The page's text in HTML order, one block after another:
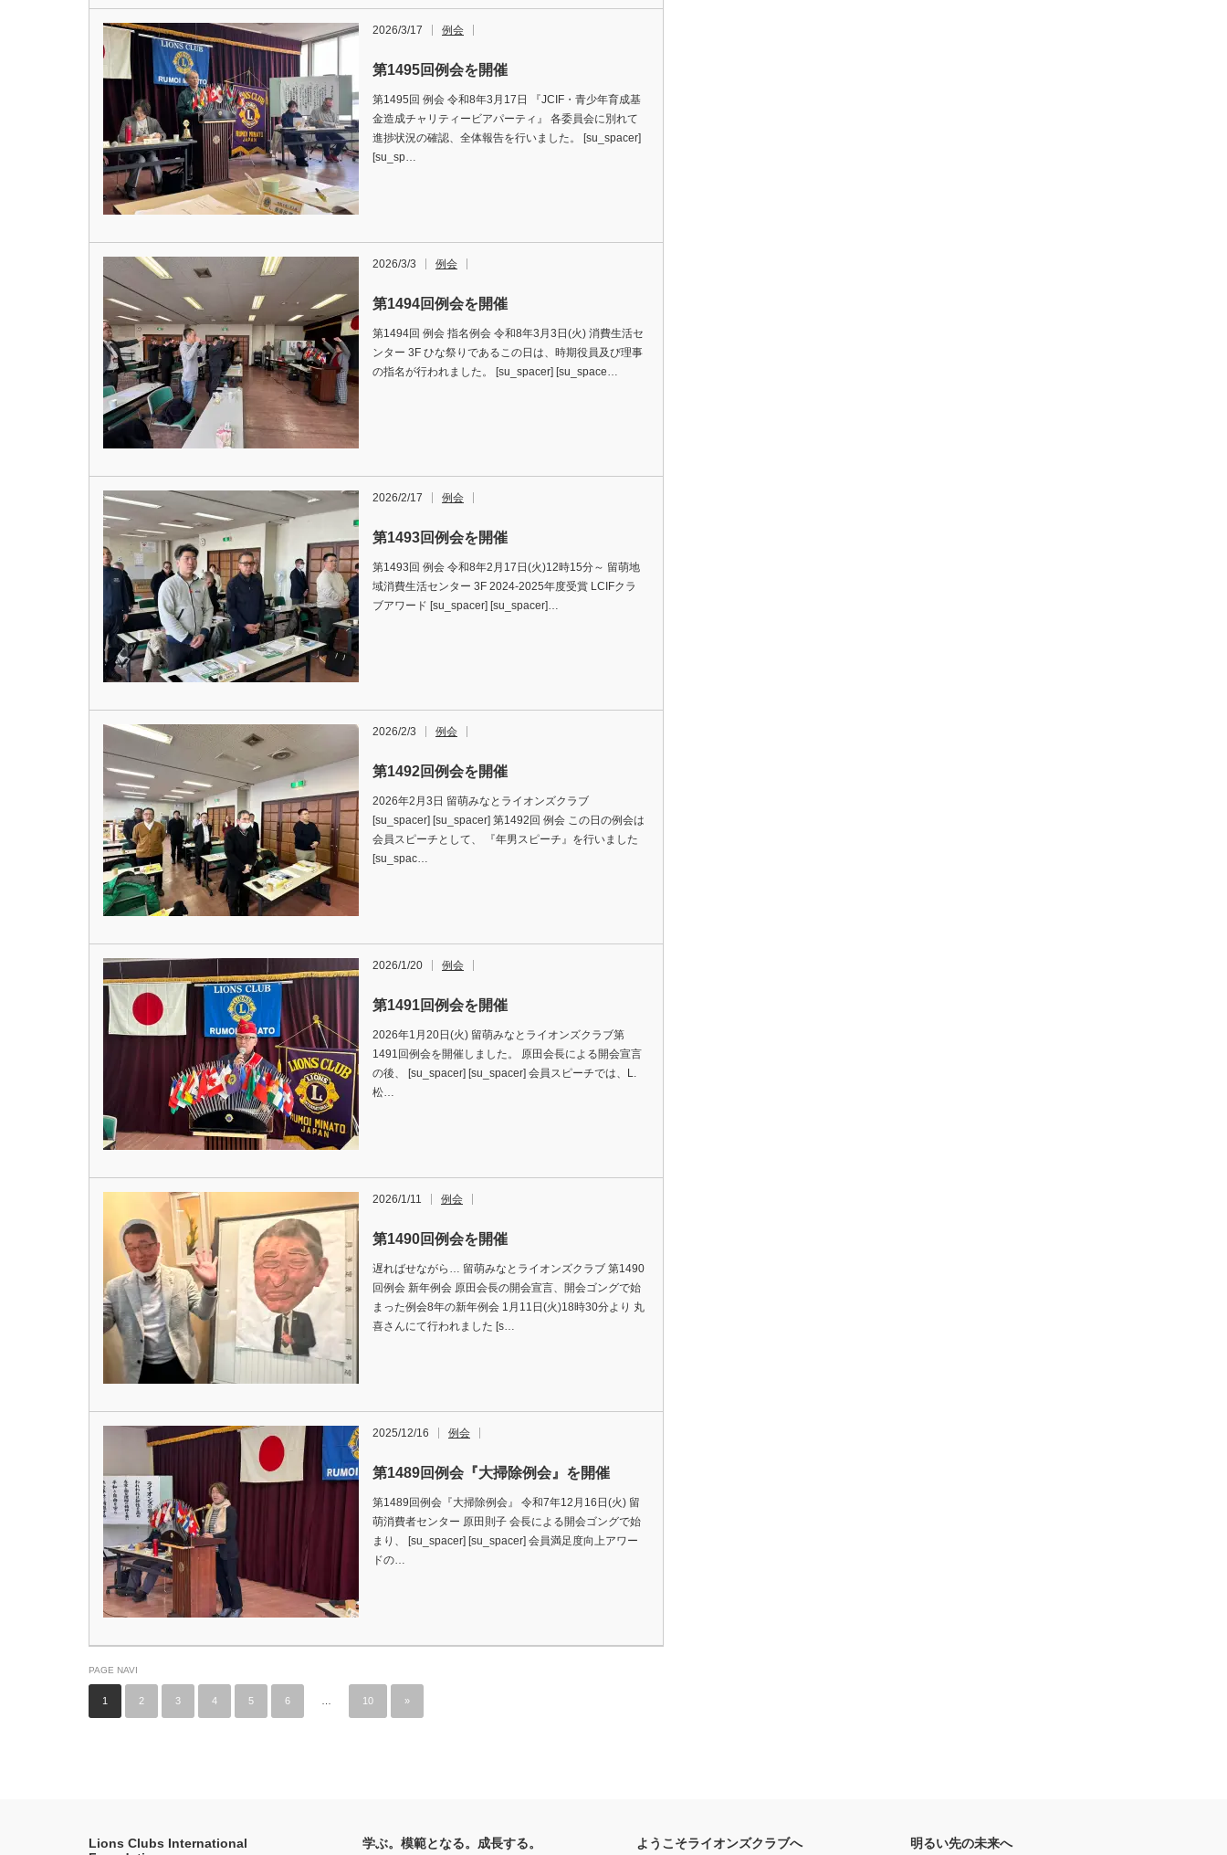
2026/3/17 例会
第1495回例会を開催
第1495回 例会 令和8年3月17日 『JCIF・青少年育成基
金造成チャリティービアパーティ』 各委員会に別れて
進捗状況の確認、全体報告を行いました。 [su_spacer]
[su_sp…
2026/3/3 例会
第1494回例会を開催
第1494回 例会 指名例会️ 令和8年3月3日(火) 消費生活セ
ンター 3F ひな祭りであるこの日は、時期役員及び理事
の指名が行われました。 [su_spacer] [su_space…
2026/2/17 例会
第1493回例会を開催
第1493回 例会 令和8年2月17日(火)12時15分～ 留萌地
域消費生活センター 3F 2024-2025年度受賞 LCIFクラ
ブアワード [su_spacer] [su_spacer]…
2026/2/3 例会
第1492回例会を開催
2026年2月3日 留萌みなとライオンズクラブ
[su_spacer] [su_spacer] 第1492回 例会 この日の例会は
会員スピーチとして、 『年男スピーチ』を行いました
[su_spac…
2026/1/20 例会
第1491回例会を開催
2026年1月20日(火) 留萌みなとライオンズクラブ第
1491回例会を開催しました。 原田会長による開会宣言
の後、 [su_spacer] [su_spacer] 会員スピーチでは、L.
松…
2026/1/11 例会
第1490回例会を開催
遅ればせながら… 留萌みなとライオンズクラブ 第1490
回例会 新年例会 原田会長の開会宣言、開会ゴングで始
まった例会8年の新年例会 1月11日(火)18時30分より 丸
喜さんにて行われました [s…
2025/12/16 例会
第1489回例会『大掃除例会』を開催
第1489回例会『大掃除例会』 令和7年12月16日(火) 留
萌消費者センター 原田則子 会長による開会ゴングで始
まり、 [su_spacer] [su_spacer] 会員満足度向上アワー
ドの…
PAGE NAVI
1 2 3 4 5 6 10 »
Lions Clubs International
学ぶ。模範となる。成長する。 ようこそライオンズクラブへ 明るい先の未来へ